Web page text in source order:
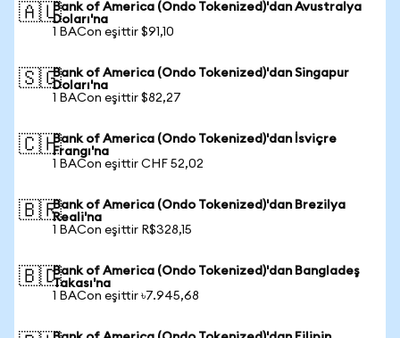
🇦🇺Bank of America (Ondo Tokenized)'dan Avustralya
Doları'na
1 BACon eşittir $91,10
🇸🇬Bank of America (Ondo Tokenized)'dan Singapur
Doları'na
1 BACon eşittir $82,27
🇨🇭Bank of America (Ondo Tokenized)'dan İsviçre
Frangı'na
1 BACon eşittir CHF 52,02
🇧🇷Bank of America (Ondo Tokenized)'dan Brezilya
Reali'na
1 BACon eşittir R$328,15
🇧🇩Bank of America (Ondo Tokenized)'dan Bangladeş
Takası'na
1 BACon eşittir ৳7.945,68